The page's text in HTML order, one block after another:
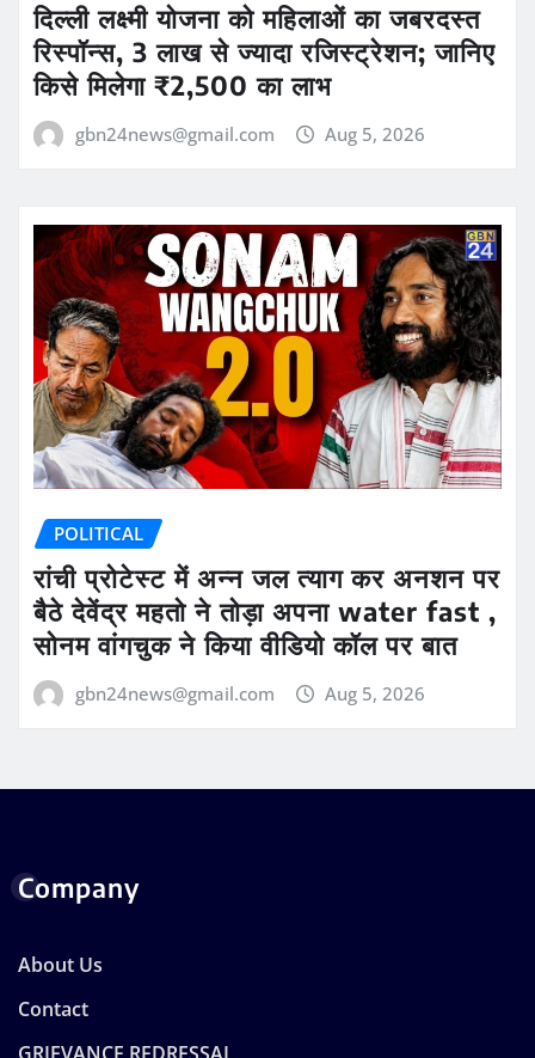
दिल्ली लक्ष्मी योजना को महिलाओं का जबरदस्त
रिस्पॉन्स, 3 लाख से ज्यादा रजिस्ट्रेशन; जानिए
किसे मिलेगा ₹2,500 का लाभ
gbn24news@gmail.com Aug 5, 2026
POLITICAL
रांची प्रोटेस्ट में अन्न जल त्याग कर अनशन पर
बैठे देवेंद्र महतो ने तोड़ा अपना water fast ,
सोनम वांगचुक ने किया वीडियो कॉल पर बात
gbn24news@gmail.com Aug 5, 2026
Company
About Us
Contact